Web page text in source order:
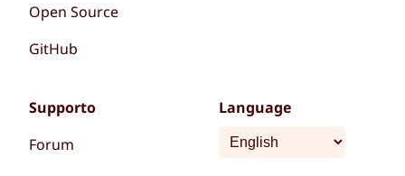
Open Source
GitHub
Supporto
Forum
Language